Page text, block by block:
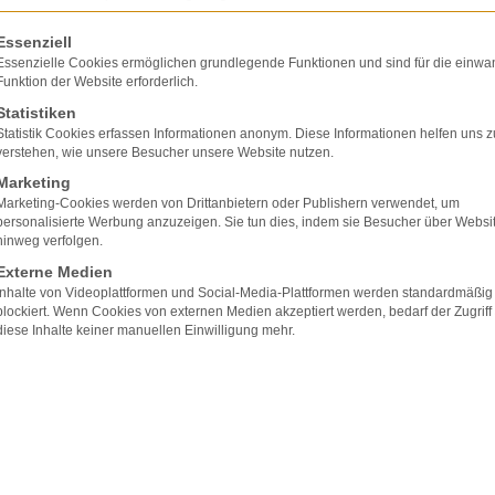
eine Liste der Service-Gruppen, für die eine
Cookies ermöglichen grundlegende Funktionen und sind für die
der Website erforderlich.
Cookies erfassen Informationen anonym. Diese Informationen helfen uns
wie unsere Besucher unsere Website nutzen.
Cookies werden von Drittanbietern oder Publishern verwendet, um
Werbung anzuzeigen. Sie tun dies, indem sie Besucher über
verfolgen.
Medien
von Videoplattformen und Social-Media-Plattformen werden standardmäßig
Wenn Cookies von externen Medien akzeptiert werden, bedarf der Zugriff
Inhalte keiner manuellen Einwilligung mehr.